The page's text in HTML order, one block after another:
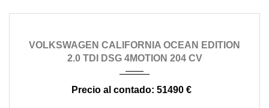
VOLKSWAGEN CALIFORNIA OCEAN EDITION
2.0 TDI DSG 4MOTION 204 CV
51490 €